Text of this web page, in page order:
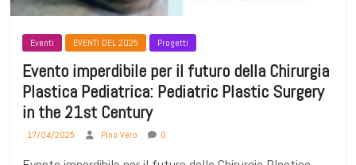
Eventi EVENTI DEL 2025 Progetti
Evento imperdibile per il futuro della Chirurgia
Plastica Pediatrica: Pediatric Plastic Surgery
in the 21st Century
17/04/2025 Pino Vero 0